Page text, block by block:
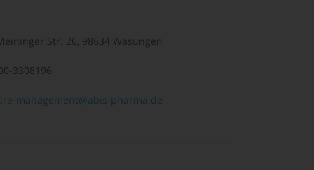
Str. 26, 98634 Wasungen
3308196
management@abis-pharma.de